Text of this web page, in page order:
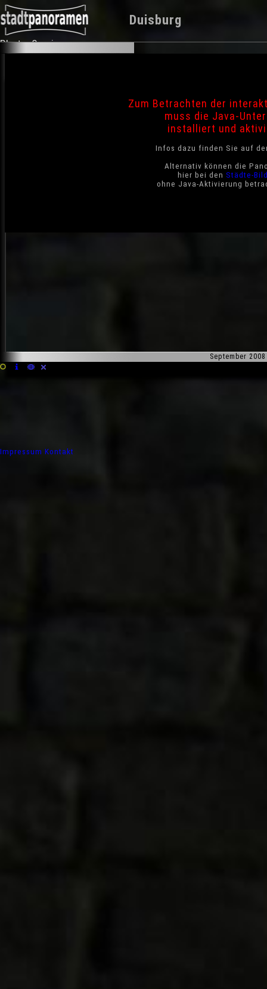
Duisburg
Photo-Service
Zum Betrachten der
muss die Java-
installiert und
Infos dazu finden Sie auf
Alternativ können die
hier bei den Städte-
ohne Java-Aktivierung
September 2008
Impressum Kontakt